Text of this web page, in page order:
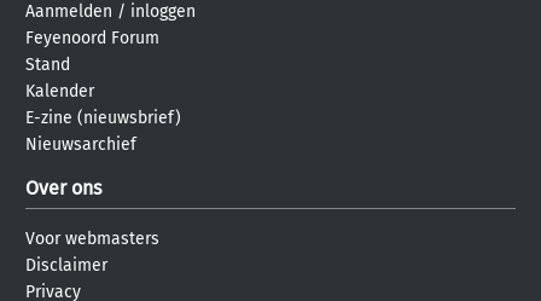
Aanmelden / inloggen
Feyenoord Forum
Stand
Kalender
E-zine (nieuwsbrief)
Nieuwsarchief
Over ons
Voor webmasters
Disclaimer
Privacy